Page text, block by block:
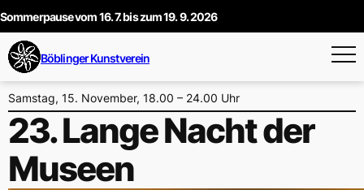
Zum
Inhalt
springen
Sommerpause vom 16. 7. bis zum 19. 9. 2026
Böblinger Kunstverein
Samstag, 15. November, 18.00 – 24.00 Uhr
23. Lange Nacht der
Museen